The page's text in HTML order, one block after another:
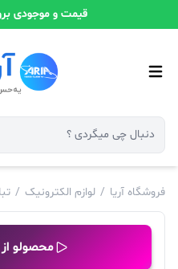
قیمت و موجودی
فروشگاه آریا / لوازم الکترونیک /
محصولو